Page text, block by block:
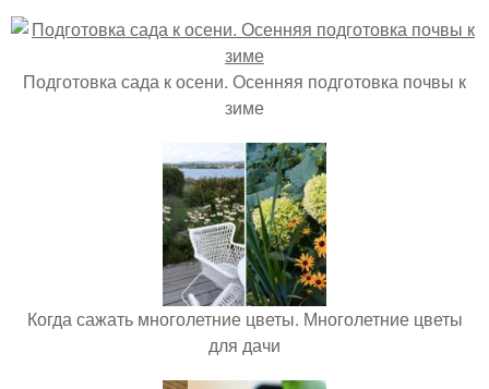
Подготовка сада к осени. Осенняя подготовка почвы к
зиме
Когда сажать многолетние цветы. Многолетние цветы
для дачи